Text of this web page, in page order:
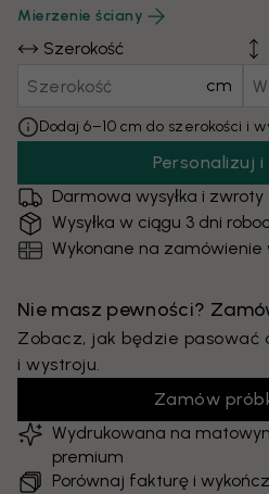
Mierzenie ściany
Szerokość
cm
Dodaj 6–10 cm do szerokości i
Personalizuj
Darmowa wysyłka i zwroty
Wysyłka w ciągu 3 dni
Wykonane na zamówienie
Nie masz pewności?
Zobacz, jak będzie pasować
i wystroju.
Zamów
Wydrukowana na
premium
Porównaj fakturę i